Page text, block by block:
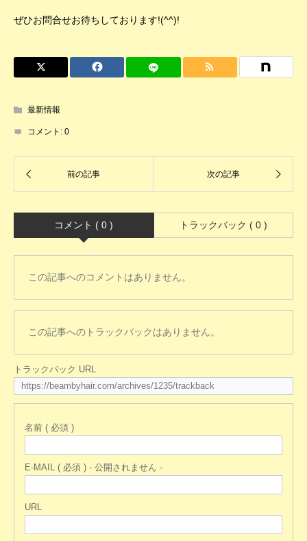
ぜひお問合せお待ちしております!(^^)!
最新情報
コメント: 0
コメント ( 0 ) トラックバック ( 0 )
この記事へのコメントはありません。
この記事へのトラックバックはありません。
トラックバック URL
名前 ( 必須 )
E-MAIL ( 必須 ) - 公開されません -
URL